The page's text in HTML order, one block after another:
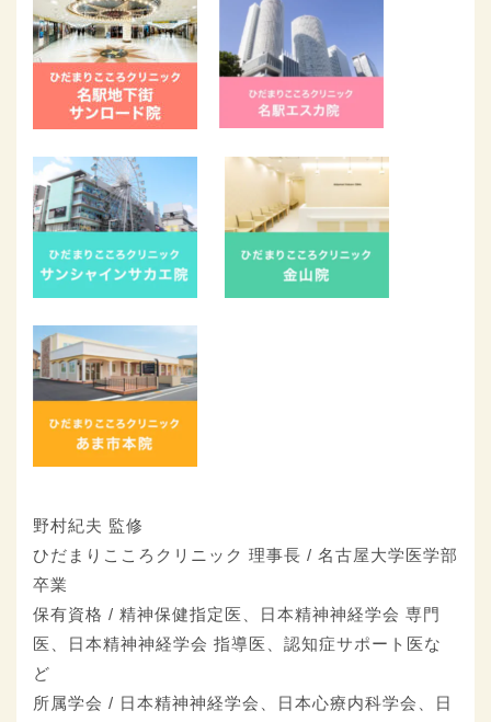
野村紀夫 監修
ひだまりこころクリニック 理事長 / 名古屋大学医学部
卒業
保有資格 / 精神保健指定医、日本精神神経学会 専門
医、日本精神神経学会 指導医、認知症サポート医な
ど
所属学会 / 日本精神神経学会、日本心療内科学会、日